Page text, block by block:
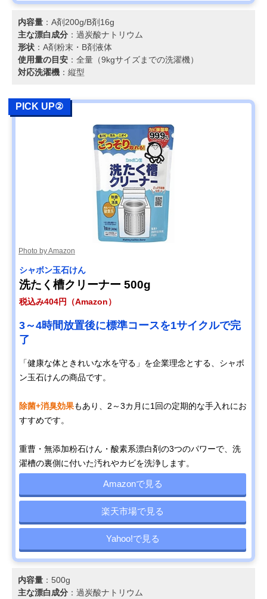
内容量 ：A剤200g/B剤16g
主な漂白成分 ：過炭酸ナトリウム
形状 ：A剤粉末・B剤液体
使用量の目安 ：全量（9kgサイズまでの洗濯機）
対応洗濯機 ：縦型
PICK UP②
Photo by Amazon
シャボン玉石けん
洗たく槽クリーナー 500g
税込み404円（Amazon）
3～4時間放置後に標準コースを1サイクルで完
了
「健康な体ときれいな水を守る」を企業理念とする、シャボ
ン玉石けんの商品です。
除菌+消臭効果もあり、2～3カ月に1回の定期的な手入れにお
すすめです。
重曹・無添加粉石けん・酸素系漂白剤の3つのパワーで、洗
濯槽の裏側に付いた汚れやカビを洗浄します。
Amazonで見る
楽天市場で見る
Yahoo!で見る
内容量 ：500g
主な漂白成分 ：過炭酸ナトリウム